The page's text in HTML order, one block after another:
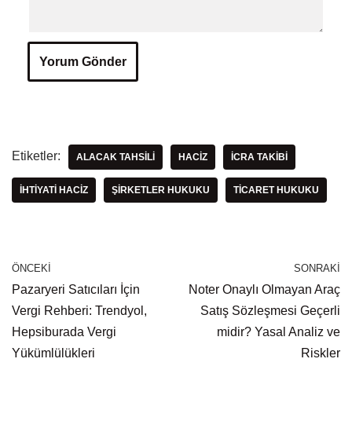
Etiketler: ALACAK TAHSILI HACIZ ICRA TAKIBI
IHTIYATI HACIZ ŞIRKETLER HUKUKU TICARET HUKUKU
ÖNCEKI
Pazaryeri Satıcıları İçin
Vergi Rehberi: Trendyol,
Hepsiburada Vergi
Yükümlülükleri
SONRAKI
Noter Onaylı Olmayan Araç
Satış Sözleşmesi Geçerli
midir? Yasal Analiz ve
Riskler